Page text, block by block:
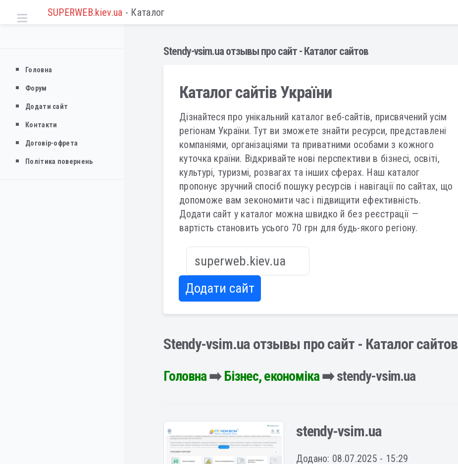
SUPERWEB.kiev.ua - Каталог
Головна
Форум
Додати сайт
Контакти
Договір-офрета
Політика повернень
Stendy-vsim.ua отзывы про сайт - Каталог сайтов
Каталог сайтів України
Дізнайтеся про унікальний каталог веб-сайтів, присвячений усім
регіонам України. Тут ви зможете знайти ресурси, представлені
компаніями, організаціями та приватними особами з кожного
куточка країни. Відкривайте нові перспективи в бізнесі, освіті,
культурі, туризмі, розвагах та інших сферах. Наш каталог
пропонує зручний спосіб пошуку ресурсів і навігації по сайтах, що
допоможе вам зекономити час і підвищити ефективність.
Додати сайт у каталог можна швидко й без реєстрації —
вартість становить усього 70 грн для будь-якого регіону.
Додати сайт
Stendy-vsim.ua отзывы про сайт - Каталог сайтов
Головна➡️Бізнес, економіка➡️ stendy-vsim.ua
stendy-vsim.ua
Додано: 08.07.2025 - 15:29